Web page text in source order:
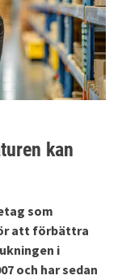
kan
som
att förbättra
i
och har sedan